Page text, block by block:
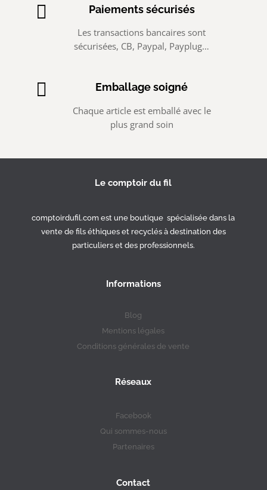
 Paiements sécurisés
Les transactions bancaires sont
sécurisées, CB, Paypal, Payplug…
 Emballage soigné
Chaque article est emballé avec le
plus grand soin
Le comptoir du fil
comptoirdufil.com est une boutique spécialisée dans la
vente de fils éthiques et recyclés à destination des
particuliers et des professionnels.
Informations
Blog
Mentions légales
Conditions générales de vente
Réseaux
Facebook
Qui sommes-nous
Partenaires
Contact